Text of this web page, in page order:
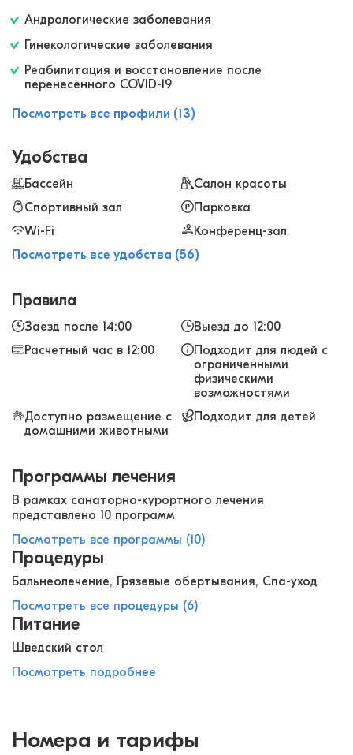
Андрологические заболевания
Гинекологические заболевания
Реабилитация и восстановление после
перенесенного COVID-19
Посмотреть все профили (13)
Удобства
Бассейн
Салон красоты
Спортивный зал
Парковка
Wi-Fi
Конференц-зал
Посмотреть все удобства (56)
Правила
Заезд после 14:00
Выезд до 12:00
Расчетный час в 12:00
Подходит для людей с
ограниченными
физическими
возможностями
Доступно размещение с
домашними животными
Подходит для детей
Программы лечения
В рамках санаторно-курортного лечения
представлено 10 программ
Посмотреть все программы (10)
Процедуры
Бальнеолечение, Грязевые обертывания, Спа-уход
Посмотреть все процедуры (6)
Питание
Шведский стол
Посмотреть подробнее
Номера и тарифы